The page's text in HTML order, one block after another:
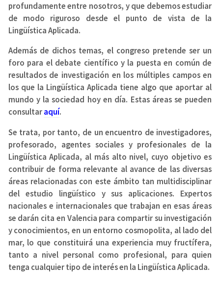
profundamente entre nosotros, y que debemos estudiar
de modo riguroso desde el punto de vista de la
Lingüística Aplicada.
Además de dichos temas, el congreso pretende ser un
foro para el debate científico y la puesta en común de
resultados de investigación en los múltiples campos en
los que la Lingüística Aplicada tiene algo que aportar al
mundo y la sociedad hoy en día. Estas áreas se pueden
consultaraquí.
Se trata, por tanto, de un encuentro de investigadores,
profesorado, agentes sociales y profesionales de la
Lingüística Aplicada, al más alto nivel, cuyo objetivo es
contribuir de forma relevante al avance de las diversas
áreas relacionadas con este ámbito tan multidisciplinar
del estudio lingüístico y sus aplicaciones. Expertos
nacionales e internacionales que trabajan en esas áreas
se darán cita en Valencia para compartir su investigación
y conocimientos, en un entorno cosmopolita, al lado del
mar, lo que constituirá una experiencia muy fructífera,
tanto a nivel personal como profesional, para quien
tenga cualquier tipo de interés en la Lingüística Aplicada.